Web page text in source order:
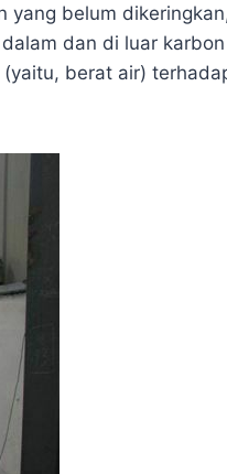
belum
dan di luar
berat air)